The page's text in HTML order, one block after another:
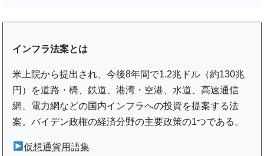
インフラ法案とは
米上院から提出され、今後8年間で1.2兆ドル（約130兆
円）を道路・橋、鉄道、港湾・空港、水道、高速通信
網、電力網などの国内インフラへの投資を提案する法
案。バイデン政権の経済分野の主要政策の1つである。
仮想通貨用語集